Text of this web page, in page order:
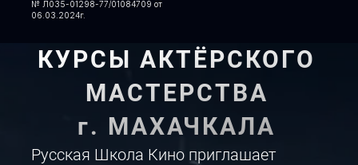
№ Л035-01298-77/01084709 от
06.03.2024г.
КУРСЫ АКТЁРСКОГО
МАСТЕРСТВА
г. МАХАЧКАЛА
Русская Школа Кино приглашает